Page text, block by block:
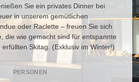
Sie ein privates Dinner bei
in unserem gemütlichen
oder Raclette – freuen Sie sich
die wie gemacht sind für entspannte
Skitag. (Exklusiv im Winter!)
Zartes T-Bone-Steak für 2
unserem gemütlichen Wintergarten
der Saison,
PERSONEN